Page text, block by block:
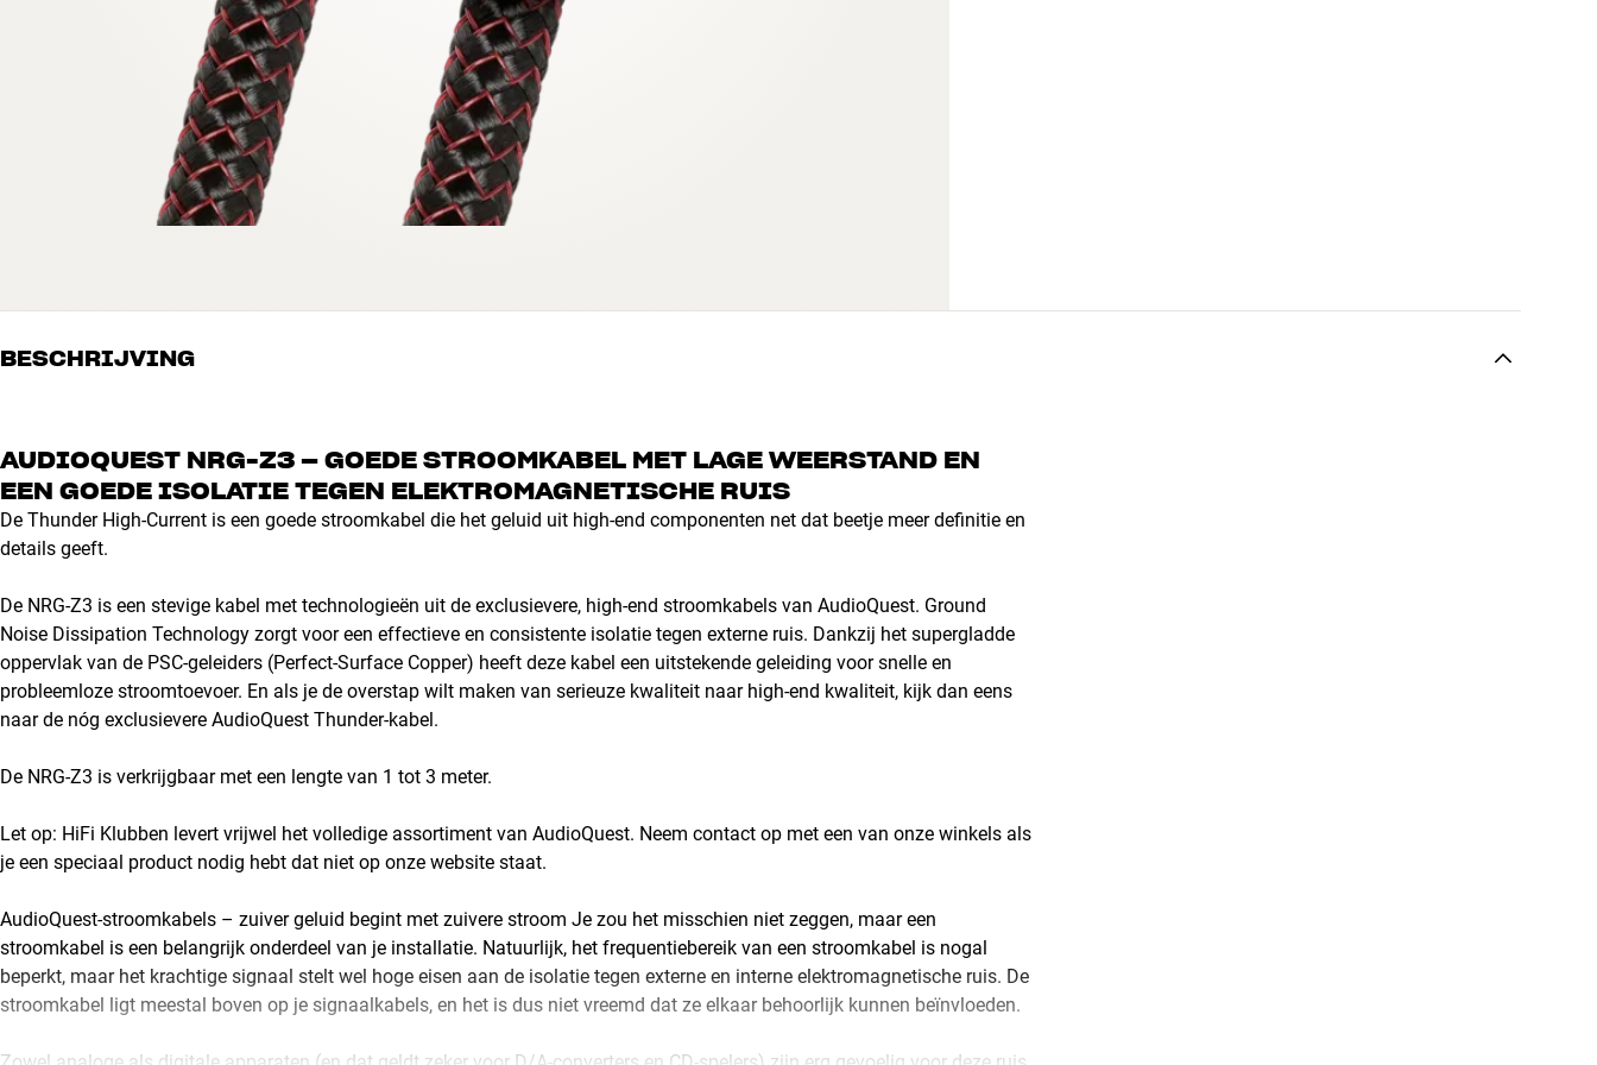
BESCHRIJVING
AUDIOQUEST NRG-Z3 – GOEDE STROOMKABEL MET LAGE WEERSTAND EN
EEN GOEDE ISOLATIE TEGEN ELEKTROMAGNETISCHE RUIS
De Thunder High-Current is een goede stroomkabel die het geluid uit high-end componenten net dat beetje meer definitie en
details geeft.
De NRG-Z3 is een stevige kabel met technologieën uit de exclusievere, high-end stroomkabels van AudioQuest. Ground
Noise Dissipation Technology zorgt voor een effectieve en consistente isolatie tegen externe ruis. Dankzij het supergladde
oppervlak van de PSC-geleiders (Perfect-Surface Copper) heeft deze kabel een uitstekende geleiding voor snelle en
probleemloze stroomtoevoer. En als je de overstap wilt maken van serieuze kwaliteit naar high-end kwaliteit, kijk dan eens
naar de nóg exclusievere AudioQuest Thunder-kabel.
De NRG-Z3 is verkrijgbaar met een lengte van 1 tot 3 meter.
Let op: HiFi Klubben levert vrijwel het volledige assortiment van AudioQuest. Neem contact op met een van onze winkels als
je een speciaal product nodig hebt dat niet op onze website staat.
AudioQuest-stroomkabels – zuiver geluid begint met zuivere stroom Je zou het misschien niet zeggen, maar een
stroomkabel is een belangrijk onderdeel van je installatie. Natuurlijk, het frequentiebereik van een stroomkabel is nogal
beperkt, maar het krachtige signaal stelt wel hoge eisen aan de isolatie tegen externe en interne elektromagnetische ruis. De
stroomkabel ligt meestal boven op je signaalkabels, en het is dus niet vreemd dat ze elkaar behoorlijk kunnen beïnvloeden.